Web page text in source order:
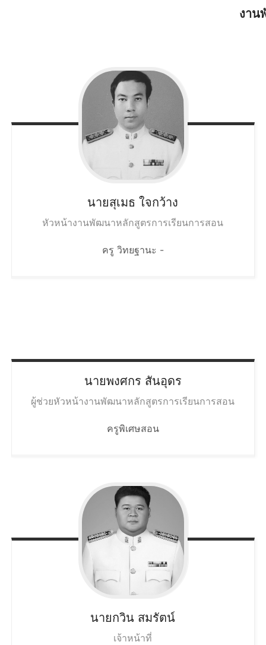
งาน
นายสุเมธ ใจกว้าง
หัวหน้างานพัฒนาหลักสูตรการเรียนการสอน
ครู วิทยฐานะ -
นายพงศกร สันอุดร
ผู้ช่วยหัวหน้างานพัฒนาหลักสูตรการเรียนการสอน
ครูพิเศษสอน
นายกวิน สมรัตน์
เจ้าหน้าที่